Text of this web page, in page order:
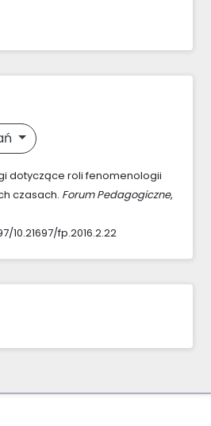
dotyczące roli fenomenologii
czasach. Forum Pedagogiczne,
10.21697/fp.2016.2.22